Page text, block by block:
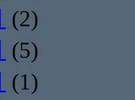
(2)
(5)
(1)